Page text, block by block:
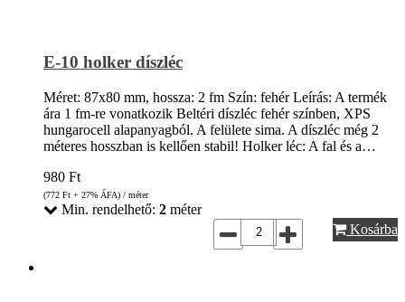
E-10 holker díszléc
Méret: 87x80 mm, hossza: 2 fm Szín: fehér Leírás: A termék
ára 1 fm-re vonatkozik Beltéri díszléc fehér színben, XPS
hungarocell alapanyagból. A felülete sima. A díszléc még 2
méteres hosszban is kellően stabil! Holker léc: A fal és a…
980 Ft
(772 Ft + 27% ÁFA) / méter
Min. rendelhető: 2 méter
Kosárba